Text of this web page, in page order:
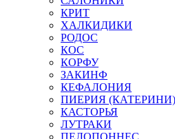
КРИТ
ХАЛКИДИКИ
РОДОС
КОС
КОРФУ
ЗАКИНФ
КЕФАЛОНИЯ
ПИЕРИЯ (КАТЕРИНИ)
КАСТОРЬЯ
ЛУТРАКИ
ПЕЛОПОННЕС